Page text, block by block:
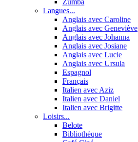
Zumba
Langues...
Anglais avec Caroline
Anglais avec Geneviève
Anglais avec Johanna
Anglais avec Josiane
Anglais avec Lucie
Anglais avec Ursula
Espagnol
Français
Italien avec Aziz
Italien avec Daniel
Italien avec Brigitte
Loisirs...
Belote
Bibliothèque